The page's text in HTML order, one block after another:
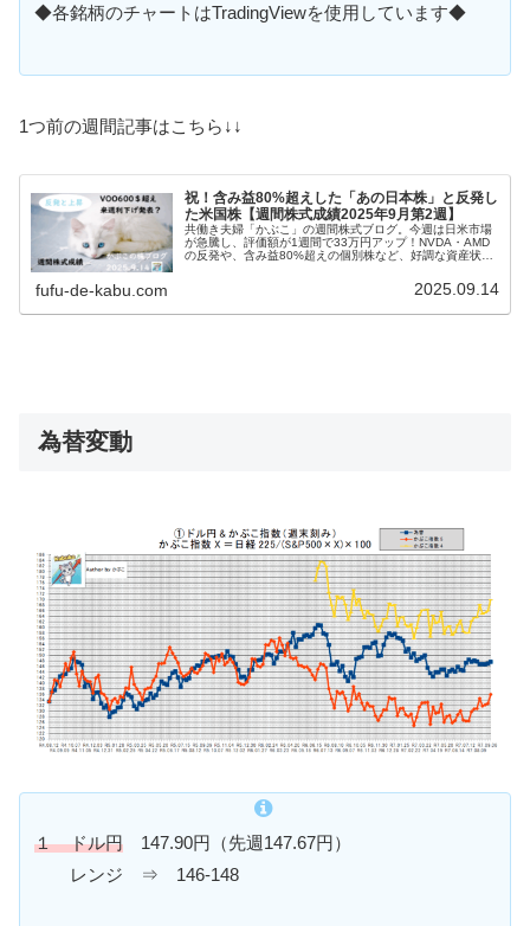
◆各銘柄のチャートはTradingViewを使用しています◆
1つ前の週間記事はこちら↓↓
祝！含み益80%超えした「あの日本株」と反発し
た米国株【週間株式成績2025年9月第2週】
共働き夫婦「かぶこ」の週間株式ブログ。今週は日米市場
が急騰し、評価額が1週間で33万円アップ！NVDA・AMD
の反発や、含み益80%超えの個別株など、好調な資産状況
fufu-de-kabu.com 2025.09.14
為替変動
１ ドル円 147.90円（先週147.67円）
レンジ ⇒ 146-148